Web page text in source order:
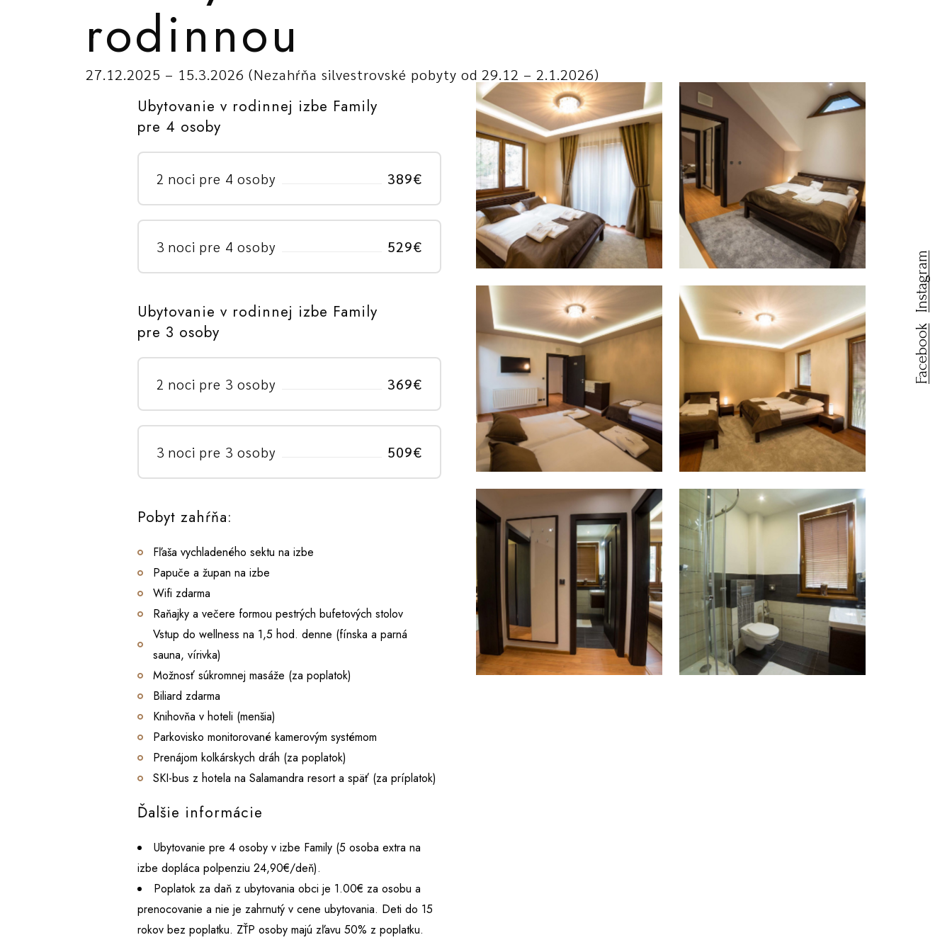
rodinnou
27.12.2025 – 15.3.2026 (Nezahŕňa silvestrovské pobyty od 29.12 – 2.1.2026)
Ubytovanie v rodinnej izbe Family
pre 4 osoby
2 noci pre 4 osoby 389€
3 noci pre 4 osoby 529€
Ubytovanie v rodinnej izbe Family
pre 3 osoby
2 noci pre 3 osoby 369€
3 noci pre 3 osoby 509€
Pobyt zahŕňa:
Fľaša vychladeného sektu na izbe
Papuče a župan na izbe
Wifi zdarma
Raňajky a večere formou pestrých bufetových stolov
Vstup do wellness na 1,5 hod. denne (fínska a parná
sauna, vírivka)
Možnosť súkromnej masáže (za poplatok)
Biliard zdarma
Knihovňa v hoteli (menšia)
Parkovisko monitorované kamerovým systémom
Prenájom kolkárskych dráh (za poplatok)
SKI-bus z hotela na Salamandra resort a späť (za príplatok)
Ďalšie informácie
Ubytovanie pre 4 osoby v izbe Family (5 osoba extra na
izbe dopláca polpenziu 24,90€/deň).
Poplatok za daň z ubytovania obci je 1.00€ za osobu a
prenocovanie a nie je zahrnutý v cene ubytovania. Deti do 15
rokov bez poplatku. ZŤP osoby majú zľavu 50% z poplatku.
Facebook
Instagram